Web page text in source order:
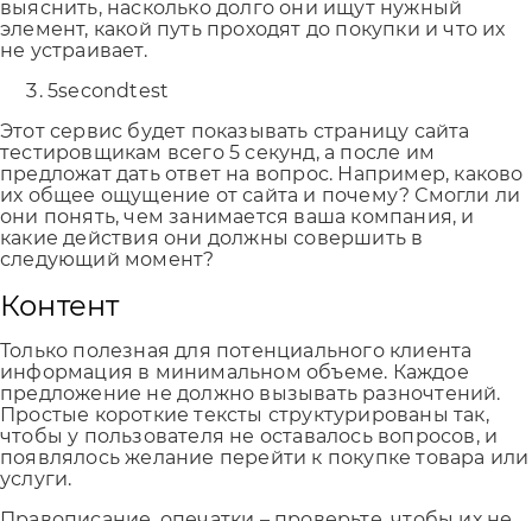
выяснить, насколько долго они ищут нужный
элемент, какой путь проходят до покупки и что их
не устраивает.
5secondtest
Этот сервис будет показывать страницу сайта
тестировщикам всего 5 секунд, а после им
предложат дать ответ на вопрос. Например, каково
их общее ощущение от сайта и почему? Смогли ли
они понять, чем занимается ваша компания, и
какие действия они должны совершить в
следующий момент?
Контент
Только полезная для потенциального клиента
информация в минимальном объеме. Каждое
предложение не должно вызывать разночтений.
Простые короткие тексты структурированы так,
чтобы у пользователя не оставалось вопросов, и
появлялось желание перейти к покупке товара или
услуги.